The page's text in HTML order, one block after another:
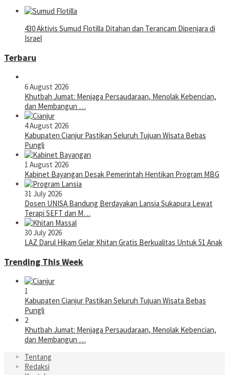
430 Aktivis Sumud Flotilla Ditahan dan Terancam Dipenjara di
Israel
Terbaru
6 August 2026
Khutbah Jumat: Menjaga Persaudaraan, Menolak Kebencian,
dan Membangun …
4 August 2026
Kabupaten Cianjur Pastikan Seluruh Tujuan Wisata Bebas
Pungli
1 August 2026
Kabinet Bayangan Desak Pemerintah Hentikan Program MBG
31 July 2026
Dosen UNISA Bandung Berdayakan Lansia Sukapura Lewat
Terapi SEFT dan M…
30 July 2026
LAZ Darul Hikam Gelar Khitan Gratis Berkualitas Untuk 51 Anak
Trending This Week
1
Kabupaten Cianjur Pastikan Seluruh Tujuan Wisata Bebas
Pungli
2
Khutbah Jumat: Menjaga Persaudaraan, Menolak Kebencian,
dan Membangun …
Tentang
Redaksi